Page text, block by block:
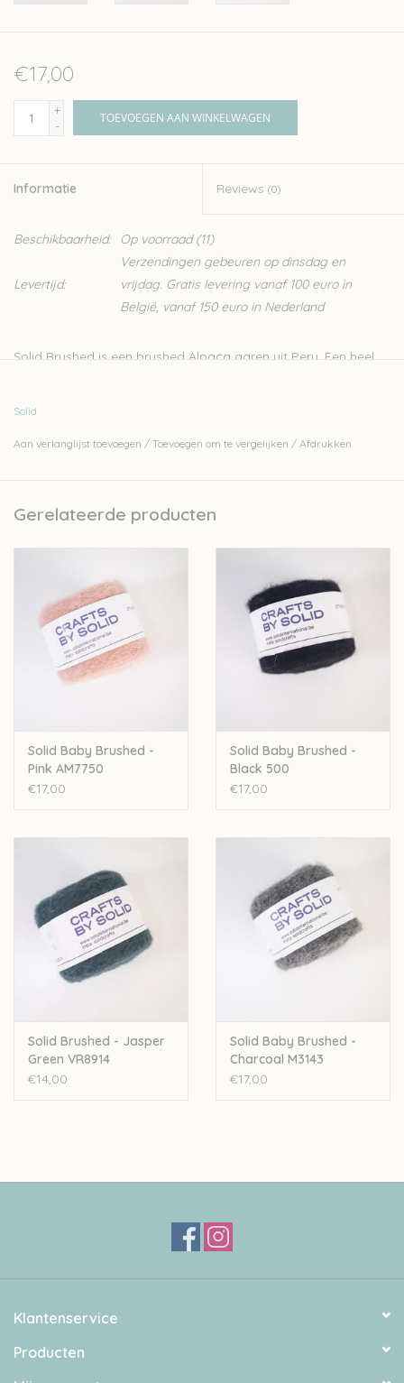
€17,00
+
-
TOEVOEGEN AAN WINKELWAGEN
Informatie Reviews (0)
Beschikbaarheid: Op voorraad(11)
Levertijd:
Verzendingen gebeuren op dinsdag en
vrijdag. Gratis levering vanaf 100 euro in
België, vanaf 150 euro in Nederland
Solid Brushed is een brushed Alpaca garen uit Peru. Een heel
toch warm breiwerk. Baby alpaca is van het allerzachtste
- 100gr- 400m
- Handwas
Let op: de kleur op beeld kan afwijken van de werkelijke kleur.
Solid
Aan verlanglijst toevoegen / Toevoegen om te vergelijken / Afdrukken
Gerelateerde producten
Solid Baby Brushed -
Pink AM7750
€17,00
Solid Baby Brushed -
Black 500
€17,00
Solid Brushed - Jasper
Green VR8914
€14,00
Solid Baby Brushed -
Charcoal M3143
€17,00
Klantenservice
Producten